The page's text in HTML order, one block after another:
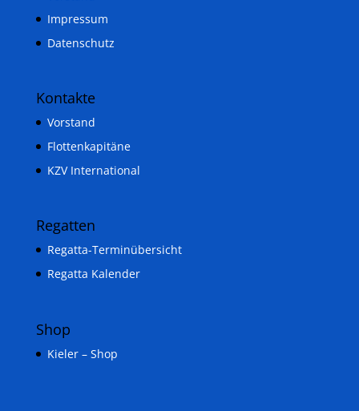
Impressum
Datenschutz
Kontakte
Vorstand
Flottenkapitäne
KZV International
Regatten
Regatta-Terminübersicht
Regatta Kalender
Shop
Kieler – Shop